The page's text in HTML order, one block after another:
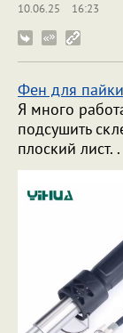
10.06.25
16:23
Фен для
Я много
подсушить
плоский лист. .